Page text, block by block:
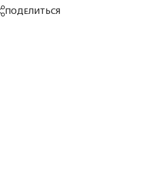
ПОДЕЛИТЬСЯ